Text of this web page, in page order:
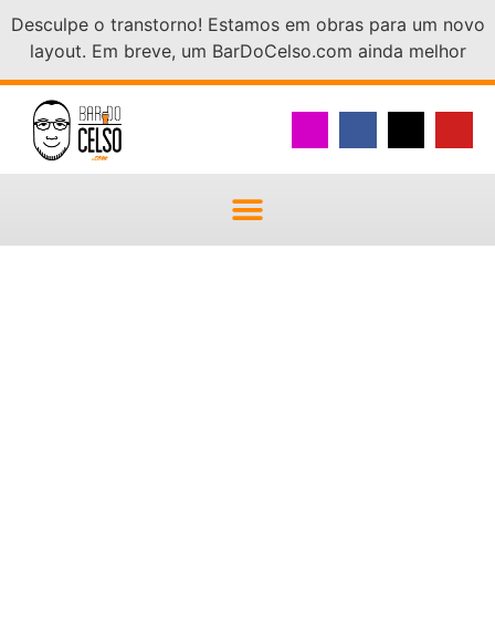
Desculpe o transtorno! Estamos em obras para um novo
layout. Em breve, um BarDoCelso.com ainda melhor